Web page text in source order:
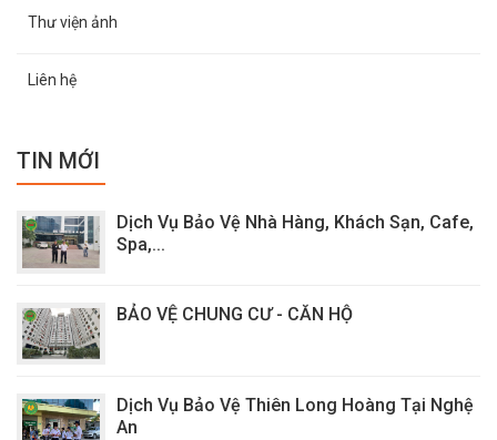
Thư viện ảnh
Liên hệ
TIN MỚI
Dịch Vụ Bảo Vệ Nhà Hàng, Khách Sạn, Cafe,
Spa,...
BẢO VỆ CHUNG CƯ - CĂN HỘ
Dịch Vụ Bảo Vệ Thiên Long Hoàng Tại Nghệ
An